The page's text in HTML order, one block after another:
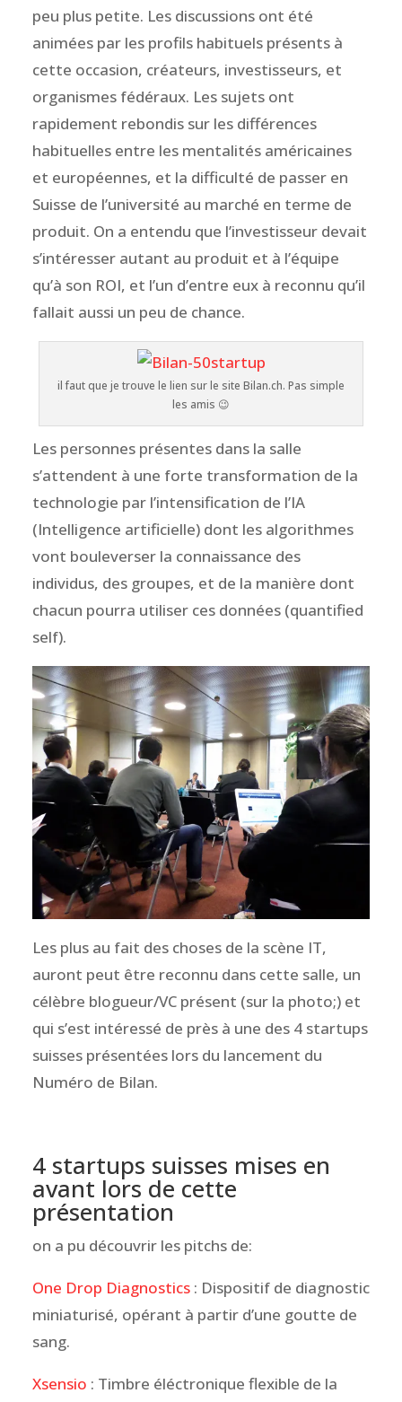
peu plus petite. Les discussions ont été
animées par les profils habituels présents à
cette occasion, créateurs, investisseurs, et
organismes fédéraux. Les sujets ont
rapidement rebondis sur les différences
habituelles entre les mentalités américaines
et européennes, et la difficulté de passer en
Suisse de l’université au marché en terme de
produit. On a entendu que l’investisseur devait
s’intéresser autant au produit et à l’équipe
qu’à son ROI, et l’un d’entre eux à reconnu qu’il
fallait aussi un peu de chance.
il faut que je trouve le lien sur le site Bilan.ch. Pas simple
les amis 😉
Les personnes présentes dans la salle
s’attendent à une forte transformation de la
technologie par l’intensification de l’IA
(Intelligence artificielle) dont les algorithmes
vont bouleverser la connaissance des
individus, des groupes, et de la manière dont
chacun pourra utiliser ces données (quantified
self).
Les plus au fait des choses de la scène IT,
auront peut être reconnu dans cette salle, un
célèbre blogueur/VC présent (sur la photo;) et
qui s’est intéressé de près à une des 4 startups
suisses présentées lors du lancement du
Numéro de Bilan.
4 startups suisses mises en
avant lors de cette
présentation
on a pu découvrir les pitchs de:
One Drop Diagnostics : Dispositif de diagnostic
miniaturisé, opérant à partir d’une goutte de
sang.
Xsensio : Timbre éléctronique flexible de la